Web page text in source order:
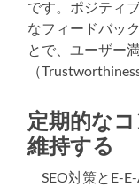
です。ポジティ
なフィードバッ
とで、ユーザー
（
定期的な
維持する
SEO対策とE-